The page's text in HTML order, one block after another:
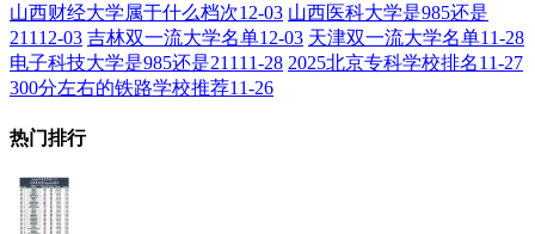
山西财经大学属于什么档次12-03 山西医科大学是985还是
211 12-03 吉林双一流大学名单12-03 天津双一流大学名单11-28
电子科技大学是985还是211 11-28 2025北京专科学校排名11-27
300分左右的铁路学校推荐11-26
热门排行